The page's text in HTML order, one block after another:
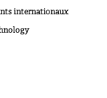
internationaux